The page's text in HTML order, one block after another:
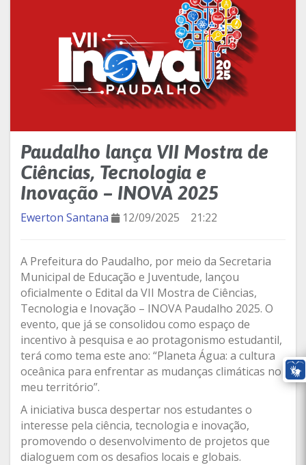
Paudalho lança VII Mostra de
Ciências, Tecnologia e
Inovação – INOVA 2025
Ewerton Santana 12/09/2025 21:22
A Prefeitura do Paudalho, por meio da Secretaria
Municipal de Educação e Juventude, lançou
oficialmente o Edital da VII Mostra de Ciências,
Tecnologia e Inovação – INOVA Paudalho 2025. O
evento, que já se consolidou como espaço de
incentivo à pesquisa e ao protagonismo estudantil,
terá como tema este ano: “Planeta Água: a cultura
oceânica para enfrentar as mudanças climáticas no
meu território”.
A iniciativa busca despertar nos estudantes o
interesse pela ciência, tecnologia e inovação,
promovendo o desenvolvimento de projetos que
dialoguem com os desafios locais e globais.